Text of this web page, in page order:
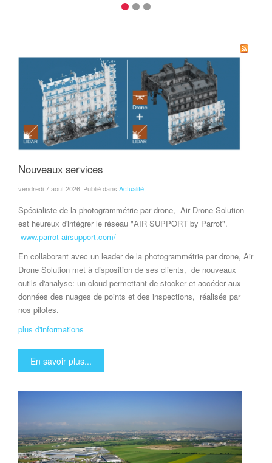
Nouveaux services
vendredi 7 août 2026 Publié dans Actualité
Spécialiste de la photogrammétrie par drone, Air Drone Solution
est heureux d'intégrer le réseau "AIR SUPPORT by Parrot".
www.parrot-airsupport.com/
En collaborant avec un leader de la photogrammétrie par drone, Air
Drone Solution met à disposition de ses clients, de nouveaux
outils d'analyse: un cloud permettant de stocker et accéder aux
données des nuages de points et des inspections, réalisés par
nos pilotes.
plus d'informations
En savoir plus...